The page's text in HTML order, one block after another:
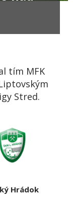
tím MFK
Stred.
Hrádok